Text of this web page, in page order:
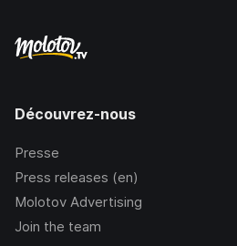
Découvrez-nous
Presse
Press releases (en)
Molotov Advertising
Join the team